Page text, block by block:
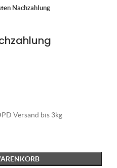
Nachzahlung
Versand bis 3kg